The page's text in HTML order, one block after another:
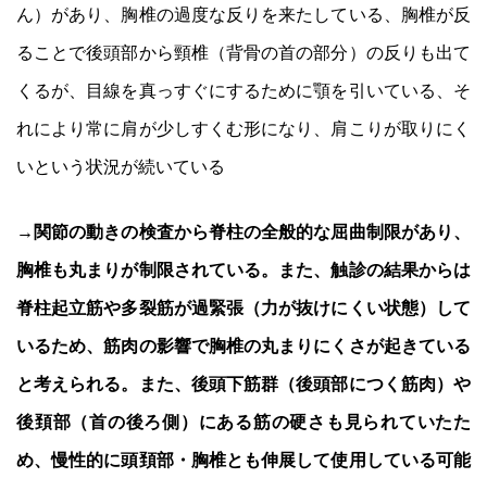
ん）があり、胸椎の過度な反りを来たしている、胸椎が反
ることで後頭部から頸椎（背骨の首の部分）の反りも出て
くるが、目線を真っすぐにするために顎を引いている、そ
れにより常に肩が少しすくむ形になり、肩こりが取りにく
いという状況が続いている
→関節の動きの検査から脊柱の全般的な屈曲制限があり、
胸椎も丸まりが制限されている。また、触診の結果からは
脊柱起立筋や多裂筋が過緊張（力が抜けにくい状態）して
いるため、筋肉の影響で胸椎の丸まりにくさが起きている
と考えられる。また、後頭下筋群（後頭部につく筋肉）や
後頚部（首の後ろ側）にある筋の硬さも見られていたた
め、慢性的に頭頚部・胸椎とも伸展して使用している可能